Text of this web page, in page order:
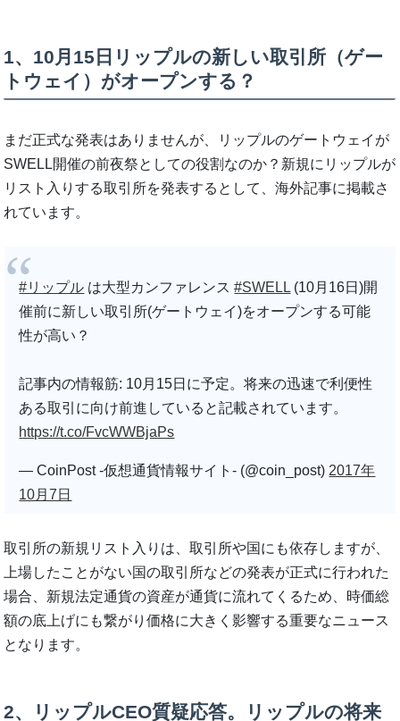
1、10月15日リップルの新しい取引所（ゲー
トウェイ）がオープンする？
まだ正式な発表はありませんが、リップルのゲートウェイが
SWELL開催の前夜祭としての役割なのか？新規にリップルが
リスト入りする取引所を発表するとして、海外記事に掲載さ
れています。
#リップル は大型カンファレンス#SWELL (10月16日)開
催前に新しい取引所(ゲートウェイ)をオープンする可能
性が高い？
記事内の情報筋: 10月15日に予定。将来の迅速で利便性
ある取引に向け前進していると記載されています。
https://t.co/FvcWWBjaPs
— CoinPost -仮想通貨情報サイト- (@coin_post) 2017年
10月7日
取引所の新規リスト入りは、取引所や国にも依存しますが、
上場したことがない国の取引所などの発表が正式に行われた
場合、新規法定通貨の資産が通貨に流れてくるため、時価総
額の底上げにも繋がり価格に大きく影響する重要なニュース
となります。
2、リップルCEO質疑応答。リップルの将来